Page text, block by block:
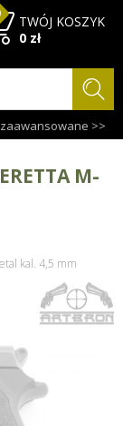
>>
TWÓJ KOSZYK
0 zł
M-
kal. 4,5 mm